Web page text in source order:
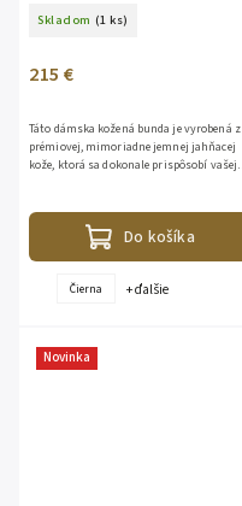
Skladom (1 ks)
215 €
Do košíka
Táto dámska kožená bunda je vyrobená z
prémiovej, mimoriadne jemnej jahňacej
kože, ktorá sa dokonale prispôsobí vašej
Čierna + ďalšie
Novinka